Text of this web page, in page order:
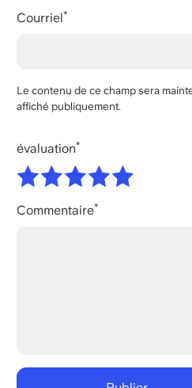
Courriel
Le contenu de ce champ sera
affiché publiquement.
évaluation
Commentaire